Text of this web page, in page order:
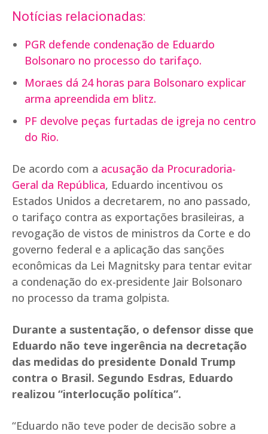
Notícias relacionadas:
PGR defende condenação de Eduardo
Bolsonaro no processo do tarifaço.
Moraes dá 24 horas para Bolsonaro explicar
arma apreendida em blitz.
PF devolve peças furtadas de igreja no centro
do Rio.
De acordo com a acusação da Procuradoria-
Geral da República, Eduardo incentivou os
Estados Unidos a decretarem, no ano passado,
o tarifaço contra as exportações brasileiras, a
revogação de vistos de ministros da Corte e do
governo federal e a aplicação das sanções
econômicas da Lei Magnitsky para tentar evitar
a condenação do ex-presidente Jair Bolsonaro
no processo da trama golpista.
Durante a sustentação, o defensor disse que
Eduardo não teve ingerência na decretação
das medidas do presidente Donald Trump
contra o Brasil. Segundo Esdras, Eduardo
realizou “interlocução política”.
“Eduardo não teve poder de decisão sobre a